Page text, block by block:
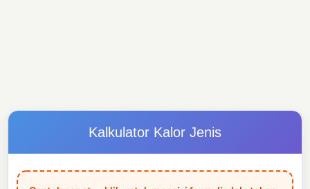
Kalkulator Kalor Jenis